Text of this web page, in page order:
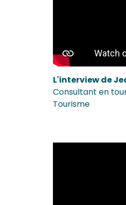
L'interview de
Consultant en
Tourisme